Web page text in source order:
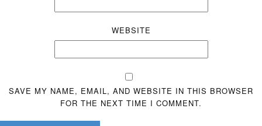
WEBSITE
SAVE MY NAME, EMAIL, AND WEBSITE IN THIS BROWSER
FOR THE NEXT TIME I COMMENT.